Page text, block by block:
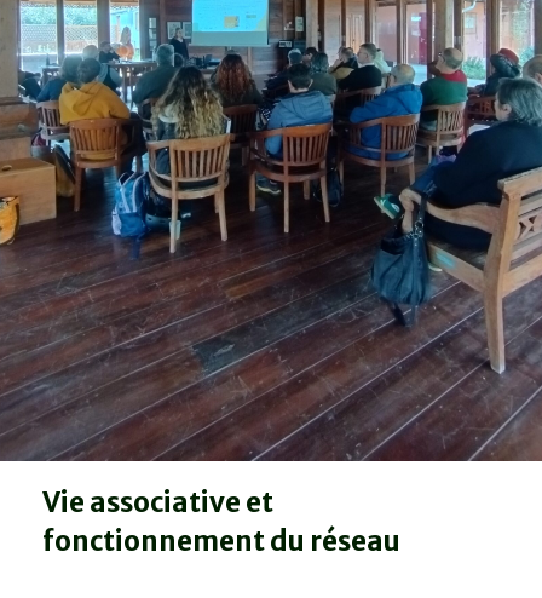
Vie associative et
fonctionnement du réseau